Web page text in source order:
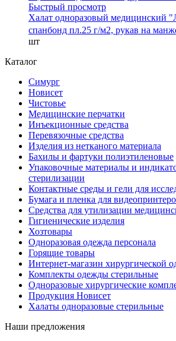
Быстрый просмотр
Халат одноразовый медицинский
спанбонд пл.25 г/м2, рукав на
шт
Каталог
Симург
Новисет
Чистовье
Медицинские перчатки
Инъекционные средства
Перевязочные средства
Изделия из нетканого материала
Бахилы и фартуки полиэтиленовые
Упаковочные материалы и
стерилизации
Контактные среды и гели для
Бумага и пленка для
Средства для утилизации
Гигиенические изделия
Хозтовары
Одноразовая одежда персонала
Горящие товары
Интернет-магазин хирургической
Комплекты одежды стерильные
Одноразовые хирургические
Продукция Новисет
Халаты одноразовые стерильные
Наши предложения